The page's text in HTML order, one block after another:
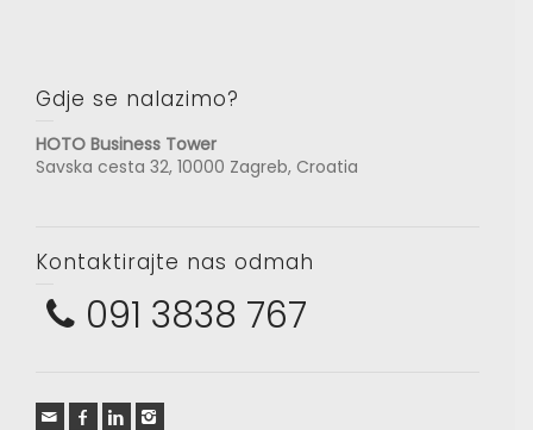
Gdje se nalazimo?
HOTO Business Tower
Savska cesta 32, 10000 Zagreb, Croatia
Kontaktirajte nas odmah
091 3838 767